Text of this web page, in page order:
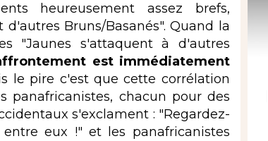
heureusement assez brefs,
Bruns/Basanés". Quand la
"Jaunes s'attaquent à d'autres
est immédiatement
le pire c'est que cette corrélation
panafricanistes, chacun pour des
s'exclament : "Regardez-
eux !" et les panafricanistes